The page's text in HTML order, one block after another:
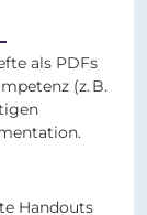
als PDFs
(z. B.
Handouts